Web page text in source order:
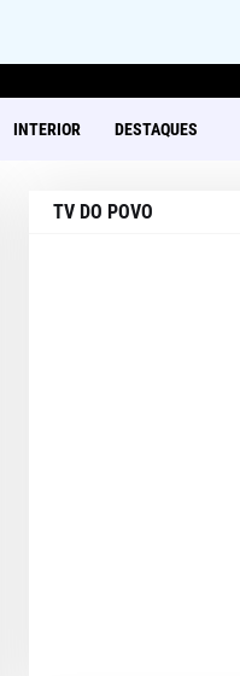
INTERIOR DESTAQUES
TV DO POVO